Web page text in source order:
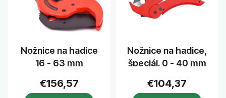
Nožnice na hadice
16 - 63 mm
€156,57
Nožnice na hadice,
špeciál. 0 - 40 mm
€104,37